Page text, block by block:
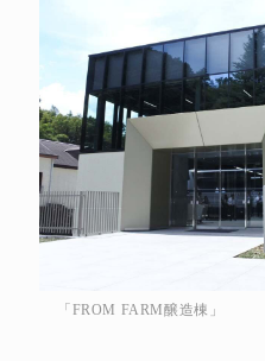
「FROM FARM醸造棟」